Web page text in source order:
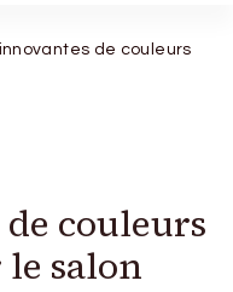
de couleurs
couleurs
salon